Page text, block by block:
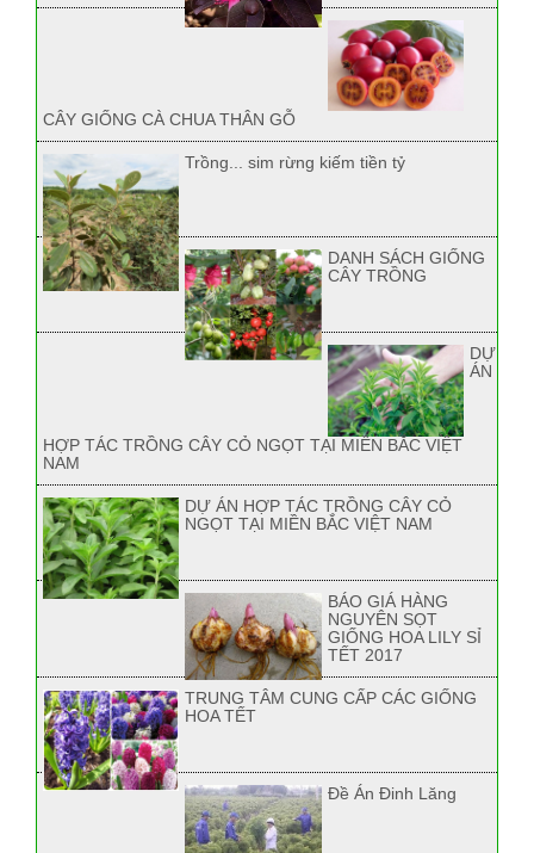
CÂY GIỐNG CÀ CHUA THÂN GỖ
Trồng... sim rừng kiếm tiền tỷ
DANH SÁCH GIỐNG
CÂY TRỒNG
DỰ
ÁN
HỢP TÁC TRỒNG CÂY CỎ NGỌT TẠI MIỀN BẮC VIỆT
NAM
DỰ ÁN HỢP TÁC TRỒNG CÂY CỎ
NGỌT TẠI MIỀN BẮC VIỆT NAM
BÁO GIÁ HÀNG
NGUYÊN SỌT
GIỐNG HOA LILY SỈ
TẾT 2017
TRUNG TÂM CUNG CẤP CÁC GIỐNG
HOA TẾT
Đề Án Đinh Lăng